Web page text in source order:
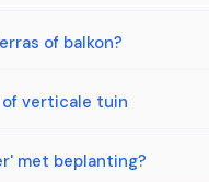
of balkon?
verticale tuin
met beplanting?